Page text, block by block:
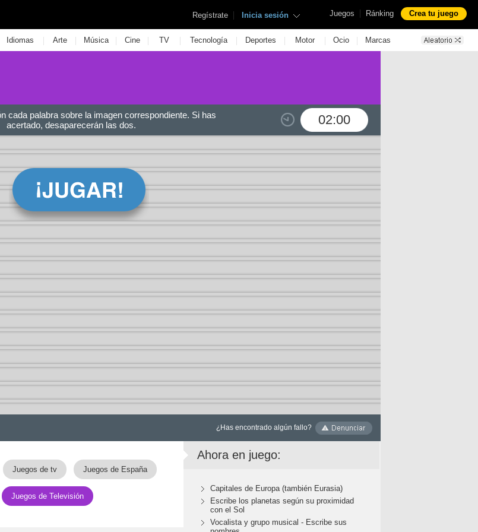
Juegos | Ránking Crea tu juego
Regístrate | Inicia sesión
Idiomas | Arte | Música | Cine | TV | Tecnología | Deportes | Motor | Ocio | Marcas
02:00
cada palabra sobre la imagen correspondiente. Si has
acertado, desaparecerán las dos.
¿Has encontrado algún fallo?
Juegos de tv Juegos de España
Juegos de Televisión
Ahora en juego:
Capitales de Europa (también Eurasia)
Escribe los planetas según su proximidad
con el Sol
Vocalista y grupo musical - Escribe sus